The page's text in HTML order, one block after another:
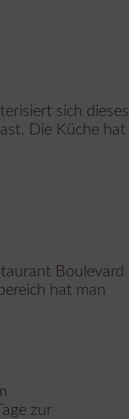
sich dieses
Die Küche hat
Boulevard
hat man
zur